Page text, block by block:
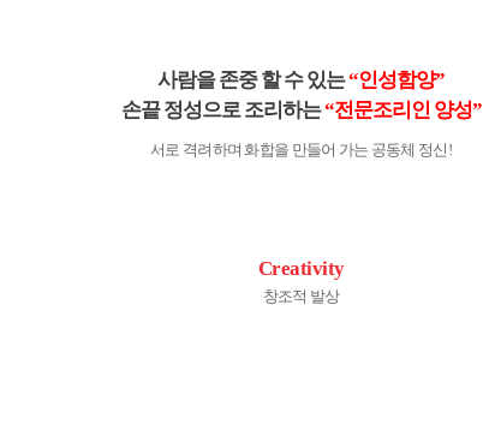
사람을 존중 할 수 있는“인성함양”
손끝 정성으로 조리하는“전문조리인 양성”
서로 격려하며 화합을 만들어 가는 공동체 정신!
Creativity
창조적 발상